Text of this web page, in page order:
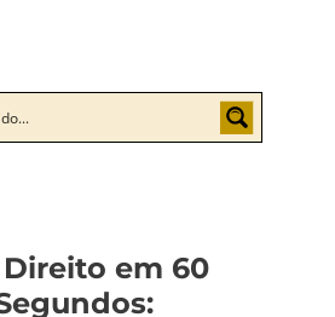
Direito em 60